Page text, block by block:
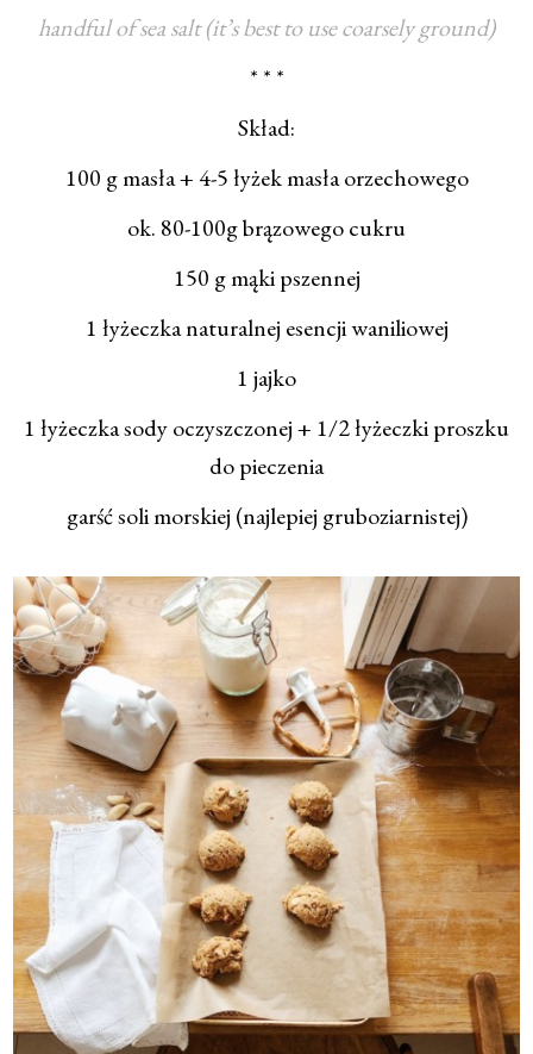
handful of sea salt (it’s best to use coarsely ground)
* * *
Skład:
100 g masła + 4-5 łyżek masła orzechowego
ok. 80-100g brązowego cukru
150 g mąki pszennej
1 łyżeczka naturalnej esencji waniliowej
1 jajko
1 łyżeczka sody oczyszczonej + 1/2 łyżeczki proszku
do pieczenia
garść soli morskiej (najlepiej gruboziarnistej)